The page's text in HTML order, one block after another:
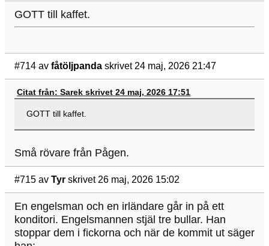
GOTT till kaffet.
#714 av fåtöljpanda skrivet 24 maj, 2026 21:47
Citat från: Sarek skrivet 24 maj, 2026 17:51
GOTT till kaffet.
Små rövare från Pågen.
#715 av Tyr skrivet 26 maj, 2026 15:02
En engelsman och en irländare går in på ett
konditori. Engelsmannen stjäl tre bullar. Han
stoppar dem i fickorna och när de kommit ut säger